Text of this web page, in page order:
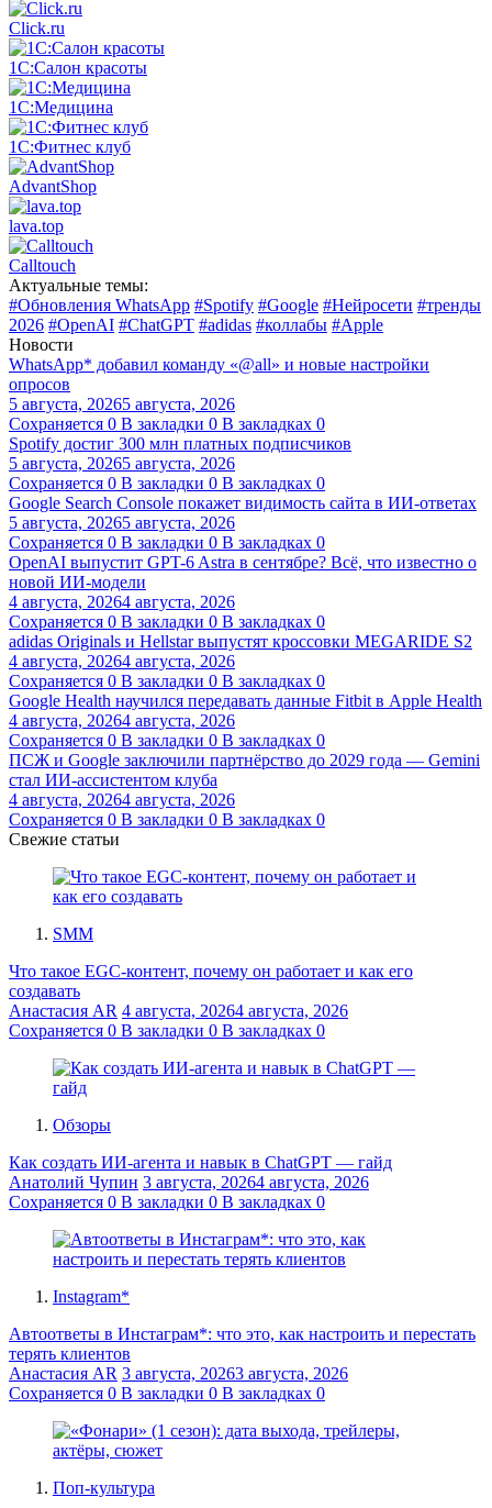
Click.ru
1С:Салон красоты
1С:Медицина
1С:Фитнес клуб
AdvantShop
lava.top
Calltouch
Актуальные темы:
#Обновления WhatsApp #Spotify #Google #Нейросети #тренды
2026 #OpenAI #ChatGPT #adidas #коллабы #Apple
Новости
WhatsApp* добавил команду «@all» и новые настройки
опросов
5 августа, 20265 августа, 2026
Сохраняется 0 В закладки 0 В закладках 0
Spotify достиг 300 млн платных подписчиков
5 августа, 20265 августа, 2026
Сохраняется 0 В закладки 0 В закладках 0
Google Search Console покажет видимость сайта в ИИ-ответах
5 августа, 20265 августа, 2026
Сохраняется 0 В закладки 0 В закладках 0
OpenAI выпустит GPT-6 Astra в сентябре? Всё, что известно о
новой ИИ-модели
4 августа, 20264 августа, 2026
Сохраняется 0 В закладки 0 В закладках 0
adidas Originals и Hellstar выпустят кроссовки MEGARIDE S2
4 августа, 20264 августа, 2026
Сохраняется 0 В закладки 0 В закладках 0
Google Health научился передавать данные Fitbit в Apple Health
4 августа, 20264 августа, 2026
Сохраняется 0 В закладки 0 В закладках 0
ПСЖ и Google заключили партнёрство до 2029 года — Gemini
стал ИИ-ассистентом клуба
4 августа, 20264 августа, 2026
Сохраняется 0 В закладки 0 В закладках 0
Свежие статьи
SMM
Что такое EGC-контент, почему он работает и как его
создавать
Анастасия AR 4 августа, 20264 августа, 2026
Сохраняется 0 В закладки 0 В закладках 0
Обзоры
Как создать ИИ-агента и навык в ChatGPT — гайд
Анатолий Чупин 3 августа, 20264 августа, 2026
Сохраняется 0 В закладки 0 В закладках 0
Instagram*
Автоответы в Инстаграм*: что это, как настроить и перестать
терять клиентов
Анастасия AR 3 августа, 20263 августа, 2026
Сохраняется 0 В закладки 0 В закладках 0
Поп-культура